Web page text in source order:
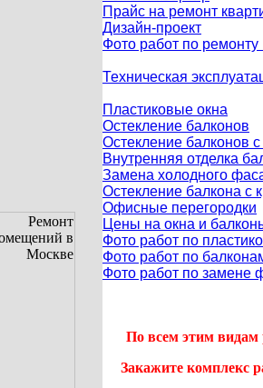
Прайс на ремонт
Дизайн-проект
Фото работ по ремонту
Техническая
Пластиковые окна
Остекление балконов
Остекление балконов
Внутренняя отделка
Замена холодного
Остекление балкона с
Офисные перегородки
Цены на окна и
Фото работ по
Фото работ по
Фото работ по замене
По всем этим видам
Закажите комплекс